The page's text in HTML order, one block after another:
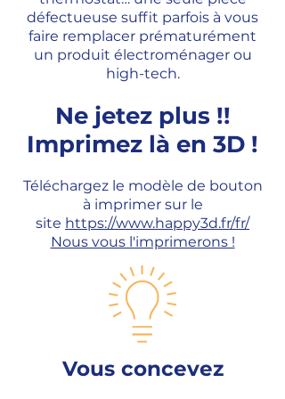
défectueuse suffit parfois à vous
faire remplacer prématurément
un produit électroménager ou
high-tech.​
Ne jetez plus !!
Imprimez là en 3D !
Téléchargez le modèle de bouton
à imprimer sur le
site https://www.happy3d.fr/fr/
Nous vous l'imprimerons !
Vous concevez